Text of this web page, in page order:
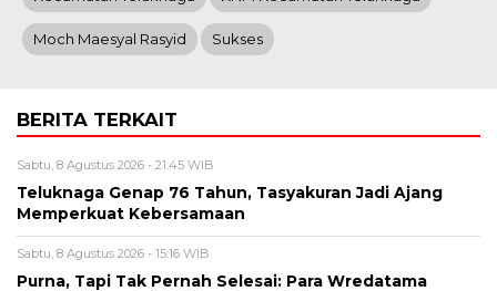
Moch Maesyal Rasyid Sukses
BERITA TERKAIT
Sabtu, 8 Agustus 2026 - 21:45 WIB
Teluknaga Genap 76 Tahun, Tasyakuran Jadi Ajang
Memperkuat Kebersamaan
Sabtu, 8 Agustus 2026 - 15:16 WIB
Purna, Tapi Tak Pernah Selesai: Para Wredatama